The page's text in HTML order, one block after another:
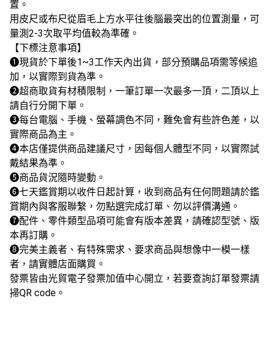
置。
用皮尺或布尺從眉毛上方水平往後腦最突出的位置測量，可
量測2-3次取平均值較為準確。
【下標注意事項】
❶現貨於下單後1~3工作天內出貨，部分預購品項需等候追
加，以實際到貨為準。
❷超商取貨有材積限制，一筆訂單一次最多一頂，二頂以上
請自行分開下單。
❸每台電腦、手機、螢幕調色不同，難免會有些許色差，以
實際商品為主。
❹本店僅提供商品建議尺寸，因每個人體型不同，以實際試
戴結果為準。
❺商品貨況隨時變動。
❻七天鑑賞期以收件日起計算，收到商品有任何問題請於鑑
賞期內與客服聯繫，勿點選完成訂單、勿以評價溝通。
❼配件、零件類型品項可能會有版本差異，請確認型號、版
本再訂購。
➑完美主義者、有特殊需求、要求商品與想像中一模一樣
者，請實體店面購買。
發票皆由光貿電子發票加值中心開立，若要查詢訂單發票請
掃QR code。